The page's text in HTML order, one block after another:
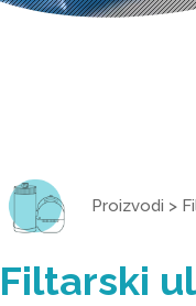
Proizvodi >
Filtarski